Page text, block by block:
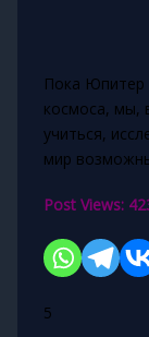
Пока Юпитер
космоса, мы,
учиться,
мир
Post Views:
5